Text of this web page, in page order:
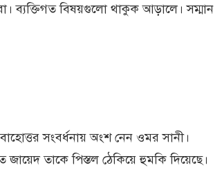
ব্যক্তিগত বিষয়গুলো থাকুক আড়ালে। সম্মান
সংবর্ধনায় অংশ নেন ওমর সানী।
তাকে পিস্তল ঠেকিয়ে হুমকি দিয়েছে।